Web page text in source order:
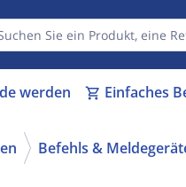
werden shopping_cart Einfaches
Befehls &